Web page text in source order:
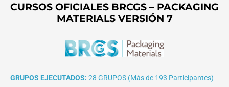
CURSOS OFICIALES BRCGS – PACKAGING
MATERIALS VERSIÓN 7
GRUPOS EJECUTADOS: 28 GRUPOS (Más de 193 Participantes)